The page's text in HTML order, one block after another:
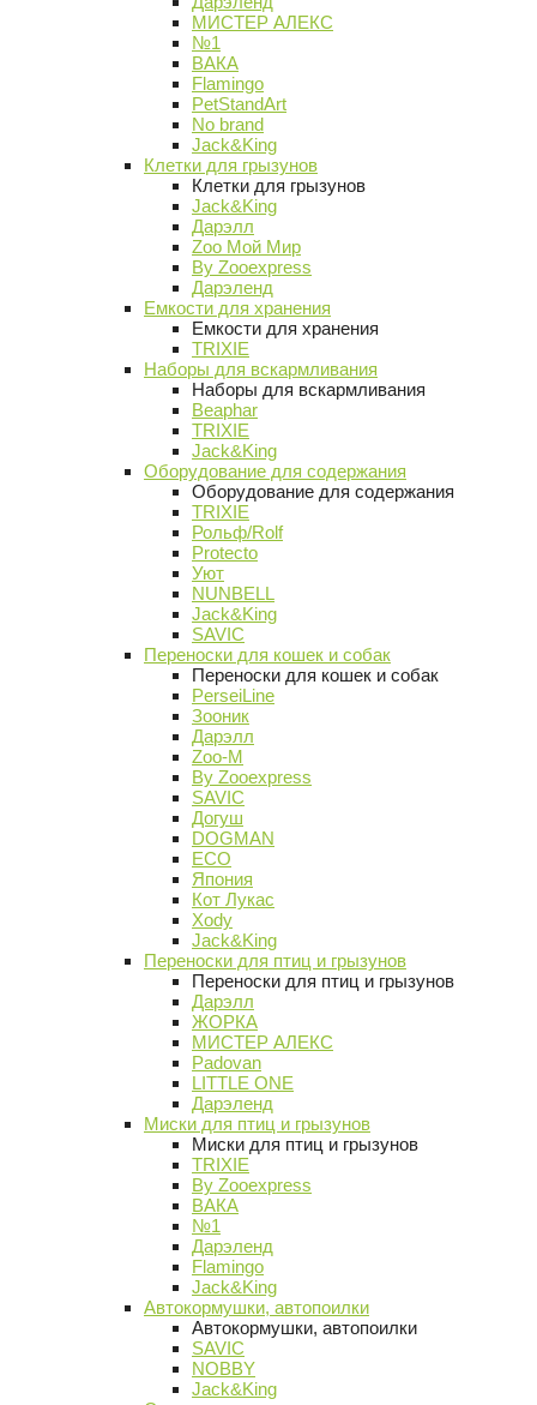
МИСТЕР АЛЕКС
№1
ВАКА
Flamingo
PetStandArt
No brand
Jack&King
Клетки для грызунов
Клетки для грызунов
Jack&King
Дарэлл
Zoo Мой Мир
By Zooexpress
Дарэленд
Емкости для хранения
Емкости для хранения
TRIXIE
Наборы для вскармливания
Наборы для вскармливания
Beaphar
TRIXIE
Jack&King
Оборудование для содержания
Оборудование для содержания
TRIXIE
Рольф/Rolf
Protecto
Уют
NUNBELL
Jack&King
SAVIC
Переноски для кошек и собак
Переноски для кошек и собак
PerseiLine
Зооник
Дарэлл
Zoo-M
By Zooexpress
SAVIC
Догуш
DOGMAN
ECO
Япония
Кот Лукас
Xody
Jack&King
Переноски для птиц и грызунов
Переноски для птиц и грызунов
Дарэлл
ЖОРКА
МИСТЕР АЛЕКС
Padovan
LITTLE ONE
Дарэленд
Миски для птиц и грызунов
Миски для птиц и грызунов
TRIXIE
By Zooexpress
ВАКА
№1
Дарэленд
Flamingo
Jack&King
Автокормушки, автопоилки
Автокормушки, автопоилки
SAVIC
NOBBY
Jack&King